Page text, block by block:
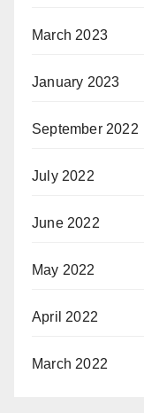
March 2023
January 2023
September 2022
July 2022
June 2022
May 2022
April 2022
March 2022